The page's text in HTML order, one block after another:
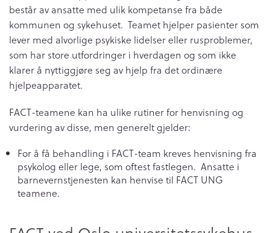
består av ansatte med ulik kompetanse fra både
kommunen og sykehuset. Teamet hjelper pasienter som
lever med alvorlige psykiske lidelser eller rusproblemer,
som har store utfordringer i hverdagen og som ikke
klarer å nyttiggjøre seg av hjelp fra det ordinære
hjelpeapparatet.
FACT-teamene kan ha ulike rutiner for henvisning og
vurdering av disse, men generelt gjelder:
For å få behandling i FACT-team kreves henvisning fra
psykolog eller lege, som oftest fastlegen. Ansatte i
barnevernstjenesten kan henvise til FACT UNG
teamene.